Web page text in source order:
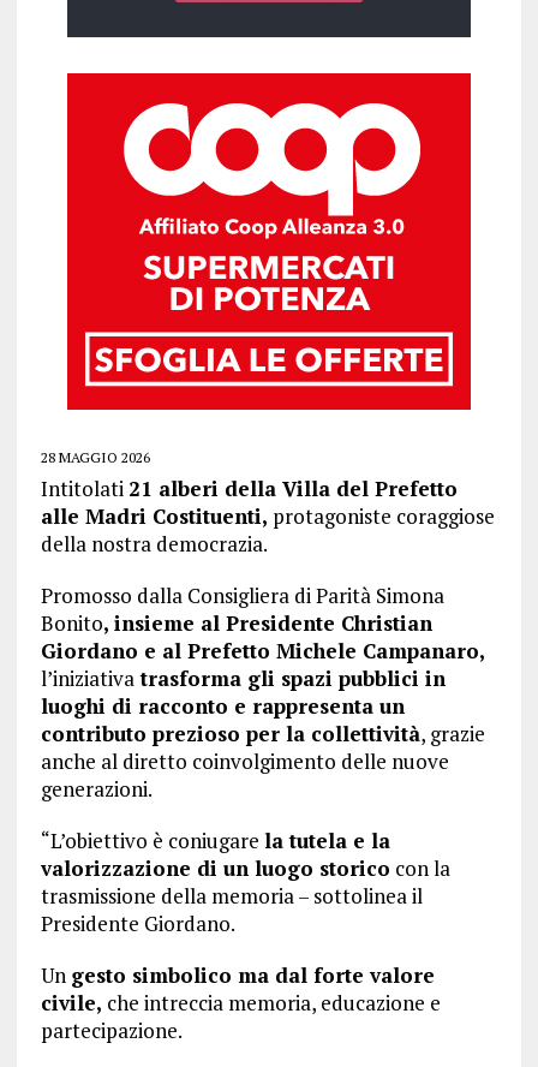
28 MAGGIO 2026
Intitolati 21 alberi della Villa del Prefetto
alle Madri Costituenti, protagoniste coraggiose
della nostra democrazia.
Promosso dalla Consigliera di Parità Simona
Bonito, insieme al Presidente Christian
Giordano e al Prefetto Michele Campanaro,
l’iniziativatrasforma gli spazi pubblici in
luoghi di racconto e rappresenta un
contributo prezioso per la collettività, grazie
anche al diretto coinvolgimento delle nuove
generazioni.
“L’obiettivo è coniugare la tutela e la
valorizzazione di un luogo storico con la
trasmissione della memoria – sottolinea il
Presidente Giordano.
Un gesto simbolico ma dal forte valore
civile, che intreccia memoria, educazione e
partecipazione.